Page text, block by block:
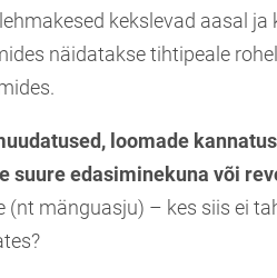
kekslevad aasal
näidatakse tihtipeale
loomade
suure edasiminekuna või
(nt mänguasju) – kes siis ei